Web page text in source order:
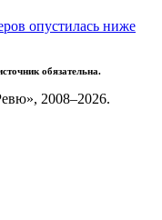
опустилась ниже
обязательна.
2008–2026.